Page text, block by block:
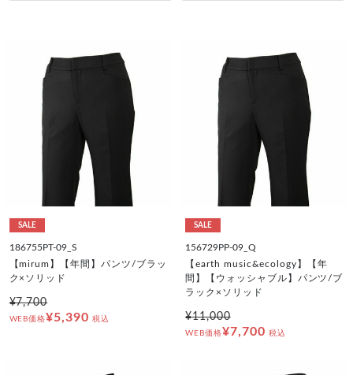
SALE
186755PT-09_S
【mirum】【年間】パンツ/ブラッ
ク×ソリッド
¥7,700
WEB価格¥5,390 税込
SALE
156729PP-09_Q
【earth music&ecology】【年
間】【ウォッシャブル】パンツ/ブ
ラック×ソリッド
¥11,000
WEB価格¥7,700 税込